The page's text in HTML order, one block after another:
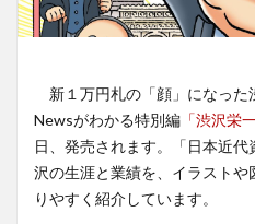
新１万円札の「顔」になっ
Newsがわかる特別編 「渋沢栄
日、発売されます。「日本近
沢の生涯と業績を、イラスト
りやすく紹介しています。